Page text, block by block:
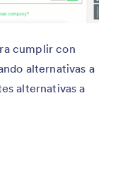
cumplir con
alternativas a
alternativas a